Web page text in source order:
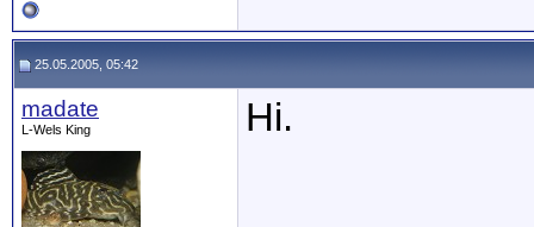
25.05.2005, 05:42
madate
L-Wels King Hi.